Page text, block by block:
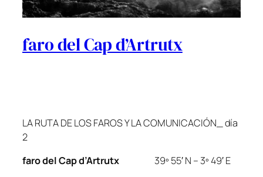
faro del Cap d’Artrutx
LA RUTA DE LOS FAROS Y LA COMUNICACIÓN_ día
2
faro del Cap d’Artrutx 39º 55′ N – 3º 49′ E